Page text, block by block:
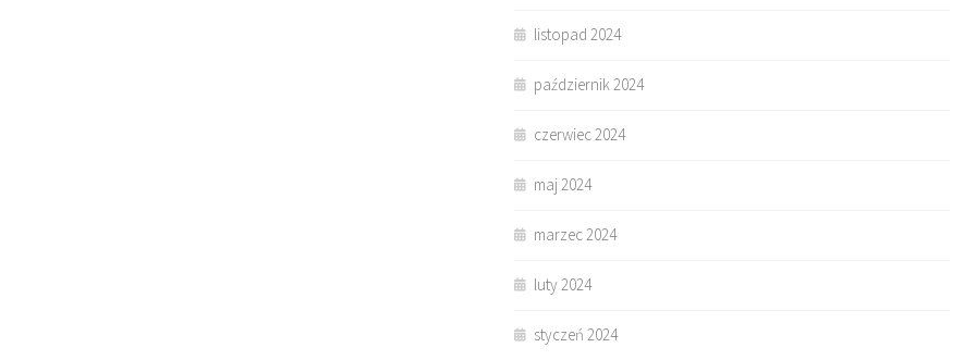
listopad 2024
październik 2024
czerwiec 2024
maj 2024
marzec 2024
luty 2024
styczeń 2024